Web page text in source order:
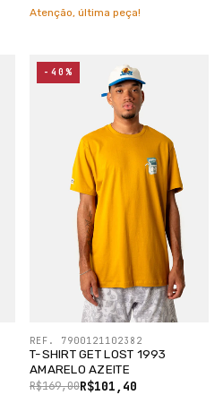
Atenção, última peça!
T-SHIRT GET LOST 1993
AMARELO AZEITE
R$101,40
R$169,00
REF. 7900121102382
-40%